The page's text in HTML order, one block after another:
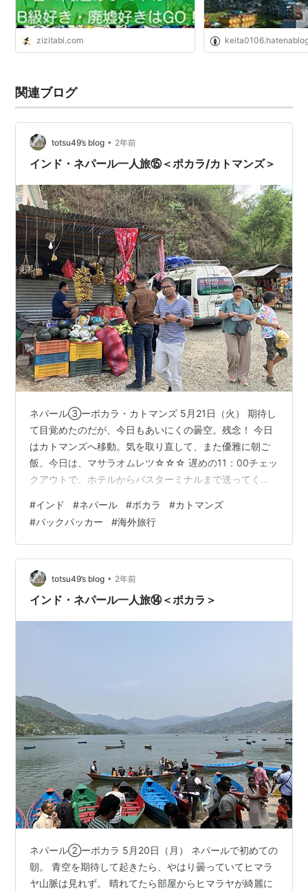
zizitabi.com
関連ブログ
totsu49’s blog • 2年前
インド・ネパール一人旅⑮＜ポカラ/カトマンズ＞
ネパール③ーポカラ・カトマンズ 5月21日（火） 期待し
て目覚めたのだが、今日もあいにくの曇空。残念！ 今日
はカトマンズへ移動。気を取り直して、また優雅に朝ご
飯。今日は、マサラオムレツ☆☆☆ 遅めの11：00チェッ
クアウトで、ホテルからバスターミナルまで送ってくれ
り。さすがに寒くてプールには入れなかった…。 やっぱ
り五つ星ホテルは良かった～。今度来る時は、快晴のマ
ウンテンビューに期待！ カトマンズへは、ツーリストバ
スが出ているが朝だけなので、マイクロバスで向かいま
す。バラナシからの国境越えの教訓を活かし、エアコン
付きのバスを探しましたが皆無。エ…
#インド #ネパール #ポカラ #カトマンズ
#バックパッカー #海外旅行
totsu49’s blog • 2年前
インド・ネパール一人旅⑭＜ポカラ＞
ネパール②ーポカラ 5月20日（月） ネパールで初めての
朝。 青空を期待して起きたら、やはり曇っていてヒマラ
ヤ山脈は見れず。 晴れてたら部屋からヒマラヤが綺麗に